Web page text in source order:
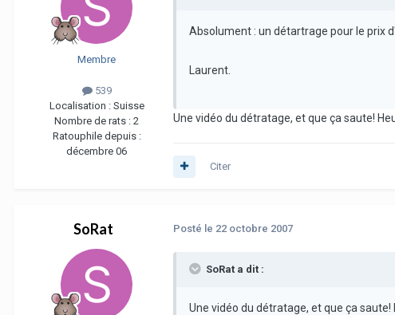
Membre
539
Localisation : Suisse
Nombre de rats : 2
Ratouphile depuis :
décembre 06
Absolument : un détartrage pour le prix
Laurent.
Une vidéo du détratage, et que ça saute!
Citer
SoRat Posté le 22 octobre 2007
SoRat a dit :
Une vidéo du détratage, et que ça saute!